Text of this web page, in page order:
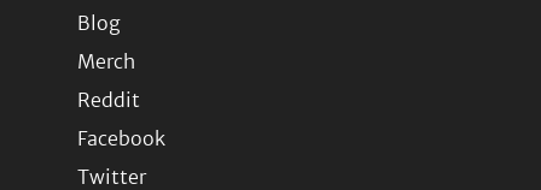
Blog
Merch
Reddit
Facebook
Twitter